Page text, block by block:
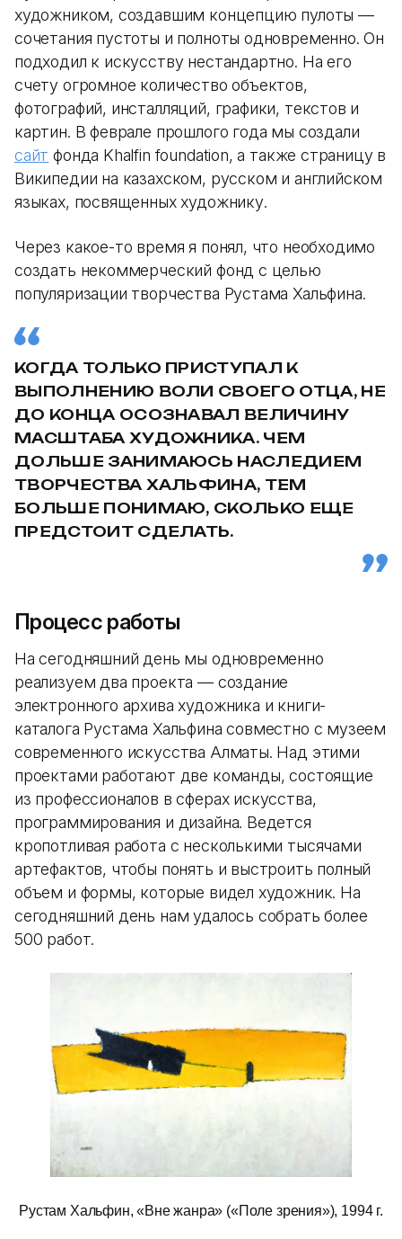
художником, создавшим концепцию пулоты —
сочетания пустоты и полноты одновременно. Он
подходил к искусству нестандартно. На его
счету огромное количество объектов,
фотографий, инсталляций, графики, текстов и
картин. В феврале прошлого года мы создали
сайт фонда Khalfin foundation, а также страницу в
Википедии на казахском, русском и английском
языках, посвященных художнику.
Через какое-то время я понял, что необходимо
создать некоммерческий фонд с целью
популяризации творчества Рустама Хальфина.
КОГДА ТОЛЬКО ПРИСТУПАЛ К
ВЫПОЛНЕНИЮ ВОЛИ СВОЕГО ОТЦА, НЕ
ДО КОНЦА ОСОЗНАВАЛ ВЕЛИЧИНУ
МАСШТАБА ХУДОЖНИКА. ЧЕМ
ДОЛЬШЕ ЗАНИМАЮСЬ НАСЛЕДИЕМ
ТВОРЧЕСТВА ХАЛЬФИНА, ТЕМ
БОЛЬШЕ ПОНИМАЮ, СКОЛЬКО ЕЩЕ
ПРЕДСТОИТ СДЕЛАТЬ.
Процесс работы
На сегодняшний день мы одновременно
реализуем два проекта — создание
электронного архива художника и книги-
каталога Рустама Хальфина совместно с музеем
современного искусства Алматы. Над этими
проектами работают две команды, состоящие
из профессионалов в сферах искусства,
программирования и дизайна. Ведется
кропотливая работа с несколькими тысячами
артефактов, чтобы понять и выстроить полный
объем и формы, которые видел художник. На
сегодняшний день нам удалось собрать более
500 работ.
Рустам Хальфин, «Вне жанра» («Поле зрения»), 1994 г.